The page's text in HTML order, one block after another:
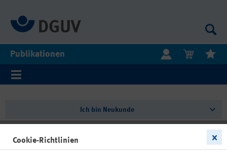
Publikationen
Ich bin Neukunde
Ich bin bereits Kunde
Cookie-Richtlinien